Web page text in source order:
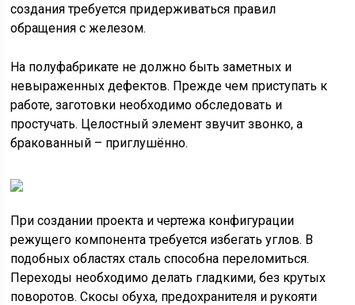
создания требуется придерживаться правил
обращения с железом.
На полуфабрикате не должно быть заметных и
невыраженных дефектов. Прежде чем приступать к
работе, заготовки необходимо обследовать и
простучать. Целостный элемент звучит звонко, а
бракованный – приглушённо.
При создании проекта и чертежа конфигурации
режущего компонента требуется избегать углов. В
подобных областях сталь способна переломиться.
Переходы необходимо делать гладкими, без крутых
поворотов. Скосы обуха, предохранителя и рукояти